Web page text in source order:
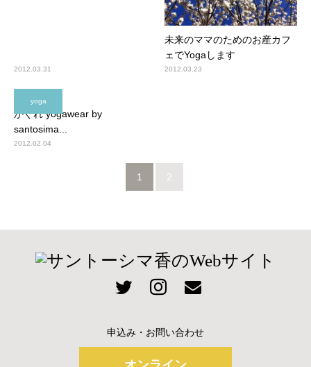
2012.03.31
未来のママのためのお産カフ
ェでYogaします
2012.03.23
yoga
かぐれ yogawear by
santosima...
2012.02.04
1 2
申込み・お問い合わせ